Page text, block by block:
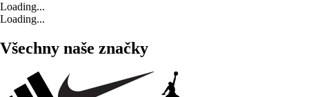
Loading...
Loading...
Všechny naše značky